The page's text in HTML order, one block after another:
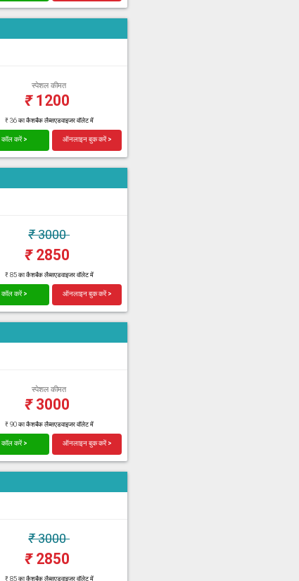
स्पेशल कीमत
₹1200
₹ 36 का कैशबैक लैब्सएडवाइजर वॉलेट में
कॉल करें > ऑनलाइन बुक करें >
₹3000
₹2850
₹ 85 का कैशबैक लैब्सएडवाइजर वॉलेट में
कॉल करें > ऑनलाइन बुक करें >
स्पेशल कीमत
₹3000
₹ 90 का कैशबैक लैब्सएडवाइजर वॉलेट में
कॉल करें > ऑनलाइन बुक करें >
₹3000
₹2850
₹ 85 का कैशबैक लैब्सएडवाइजर वॉलेट में